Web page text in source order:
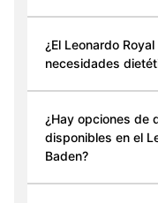
¿El Leonardo
necesidades
¿Hay opciones de
disponibles en el
Baden?